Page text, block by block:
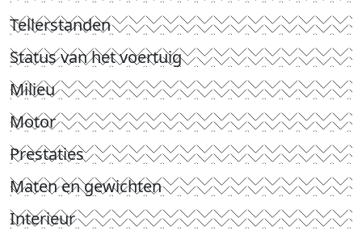
Tellerstanden
Status van het voertuig
Milieu
Motor
Prestaties
Maten en gewichten
Interieur